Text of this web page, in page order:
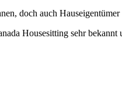
doch auch
Housesitting sehr